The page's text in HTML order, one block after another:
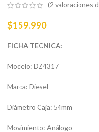
(2 valoraciones
$159.990
FICHA TECNICA:
Modelo: DZ4317
Marca: Diesel
Diámetro Caja: 54mm
Movimiento: Análogo